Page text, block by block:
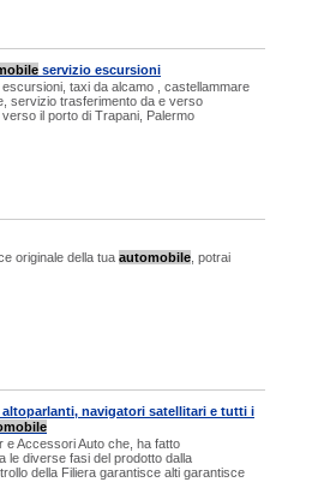
servizio escursioni
taxi da alcamo , castellammare
servizio trasferimento da e verso
il porto di Trapani, Palermo
originale della tua automobile , potrai
navigatori satellitari e tutti i
e Accessori Auto che, ha fatto
le diverse fasi del prodotto dalla
della Filiera garantisce alti garantisce